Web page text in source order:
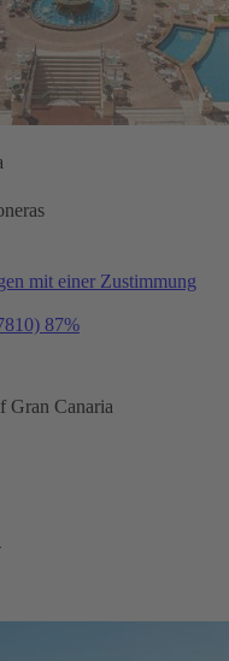
mit einer Zustimmung
87%
Gran Canaria